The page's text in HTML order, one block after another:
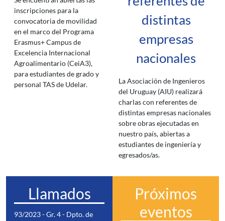
inscripciones para la
convocatoria de movilidad
en el marco del Programa
Erasmus+ Campus de
Excelencia Internacional
Agroalimentario (CeiA3),
para estudiantes de grado y
personal TAS de Udelar.
distintas
empresas
nacionales
La Asociación de Ingenieros
del Uruguay (AIU) realizará
charlas con referentes de
distintas empresas nacionales
sobre obras ejecutadas en
nuestro país, abiertas a
estudiantes de ingeniería y
egresados/as.
Llamados
93/2023 - Gr. 4 - Dpto. de
Próximos
eventos